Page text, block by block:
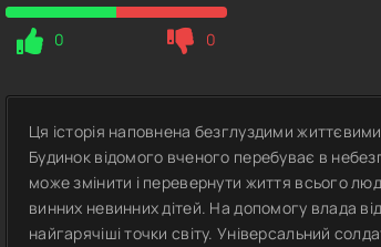
0 0
Ця історія наповнена безглуздими
Будинок відомого вченого перебуває в
може змінити і перевернути життя всього
винних невинних дітей. На допомогу влада
найгарячіші точки світу. Універсальний